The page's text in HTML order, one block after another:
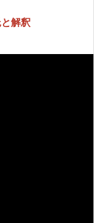
解釈